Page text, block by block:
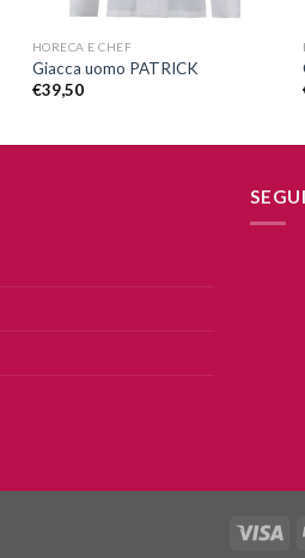
HORECA E CHEF
Giacca uomo PATRICK
€39,50